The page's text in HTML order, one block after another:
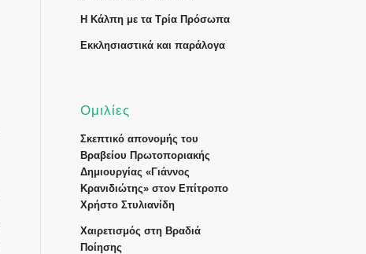
Η Κάλπη με τα Τρία Πρόσωπα
Εκκλησιαστικά και παράλογα
Ομιλίες
Σκεπτικό απονομής του
Βραβείου Πρωτοποριακής
Δημιουργίας «Γιάννος
Κρανιδιώτης» στον Επίτροπο
Χρήστο Στυλιανίδη
Χαιρετισμός στη Βραδιά
Ποίησης